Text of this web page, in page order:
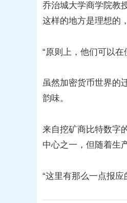
乔治城大学商学院教
这样的地方是理想的
“原则上，他们可以在
虽然加密货币世界的
韵味。
来自挖矿商比特数字
中心之一，但随着生
“这里有那么一点报